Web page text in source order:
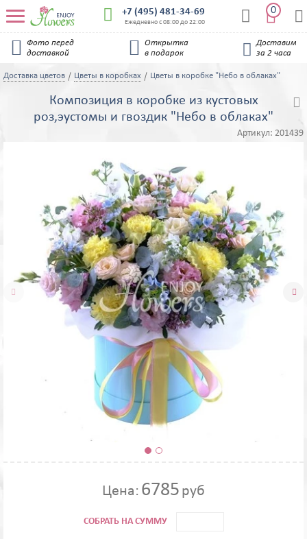
 +7 (495) 481-34-69
Ежедневно с 08:00 до 22:00  
0 

Фото перед
доставкой

Открытка
в подарок

Доставим
за 2 часа
Доставка цветов Цветы в коробках Цветы в коробке "Небо в облаках"
Композиция в коробке из кустовых
роз,эустомы и гвоздик "Небо в облаках"
Артикул: 201439
 
Цена: 6785 руб
СОБРАТЬ НА СУММУ
